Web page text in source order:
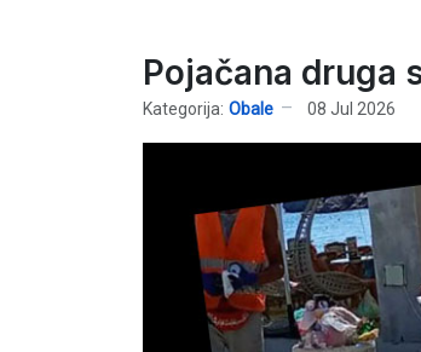
Pojačana druga
Kategorija: Obale 08 Jul 2026